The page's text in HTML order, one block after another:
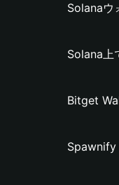
Solanaウ
Solana上
Bitget
Spawnify